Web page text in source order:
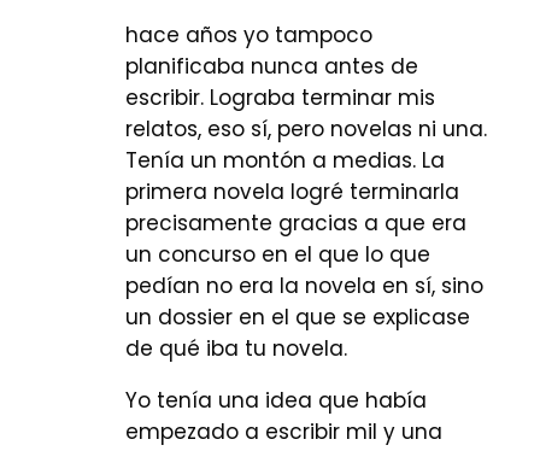
hace años yo tampoco
planificaba nunca antes de
escribir. Lograba terminar mis
relatos, eso sí, pero novelas ni una.
Tenía un montón a medias. La
primera novela logré terminarla
precisamente gracias a que era
un concurso en el que lo que
pedían no era la novela en sí, sino
un dossier en el que se explicase
de qué iba tu novela.
Yo tenía una idea que había
empezado a escribir mil y una